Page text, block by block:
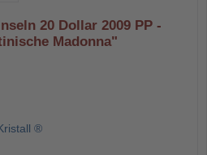
20 Dollar 2009 PP -
Madonna"
®